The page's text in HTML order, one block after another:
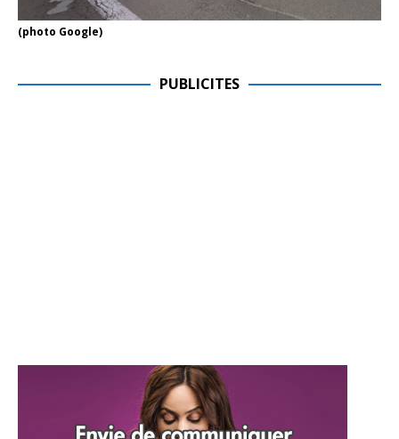
(photo Google)
PUBLICITES